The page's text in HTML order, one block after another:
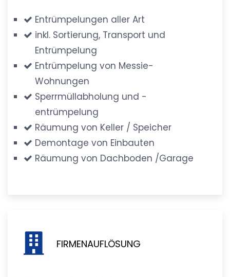
Entrümpelungen aller Art
inkl. Sortierung, Transport und
Entrümpelung
Entrümpelung von Messie-
Wohnungen
Sperrmüllabholung und -
entrümpelung
Räumung von Keller / Speicher
Demontage von Einbauten
Räumung von Dachboden /Garage
FIRMENAUFLÖSUNG